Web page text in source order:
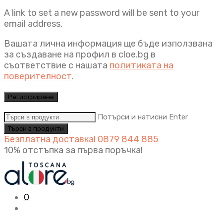
A link to set a new password will be sent to your
email address.
Вашата лична информация ще бъде използвана
за създаване на профил в cloe.bg в
съответствие с нашата политиката на
поверителност.
Регистриране
Потърси и натисни Enter
Безплатна доставка! 0879 844 885
10% отстъпка за първа поръчка!
0